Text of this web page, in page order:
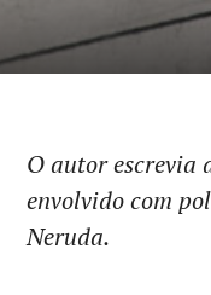
O autor escrevia
envolvido com
Neruda.